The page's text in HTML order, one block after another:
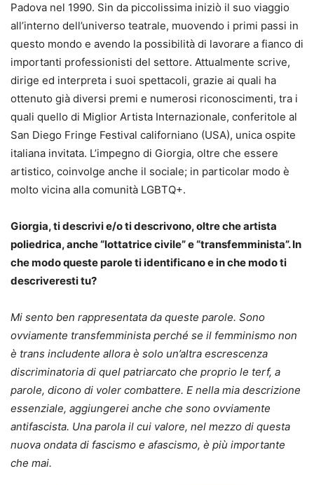
Padova nel 1990. Sin da piccolissima iniziò il suo viaggio
all’interno dell’universo teatrale, muovendo i primi passi in
questo mondo e avendo la possibilità di lavorare a fianco di
importanti professionisti del settore. Attualmente scrive,
dirige ed interpreta i suoi spettacoli, grazie ai quali ha
ottenuto già diversi premi e numerosi riconoscimenti, tra i
quali quello di Miglior Artista Internazionale, conferitole al
San Diego Fringe Festival californiano (USA), unica ospite
italiana invitata. L’impegno di Giorgia, oltre che essere
artistico, coinvolge anche il sociale; in particolar modo è
molto vicina alla comunità LGBTQ+.
Giorgia, ti descrivi e/o ti descrivono, oltre che artista
poliedrica, anche “lottatrice civile” e “transfemminista”. In
che modo queste parole ti identificano e in che modo ti
descriveresti tu?
Mi sento ben rappresentata da queste parole. Sono
ovviamente transfemminista perché se il femminismo non
è trans includente allora è solo un’altra escrescenza
discriminatoria di quel patriarcato che proprio le terf, a
parole, dicono di voler combattere. E nella mia descrizione
essenziale, aggiungerei anche che sono ovviamente
antifascista. Una parola il cui valore, nel mezzo di questa
nuova ondata di fascismo e afascismo, è più importante
che mai.